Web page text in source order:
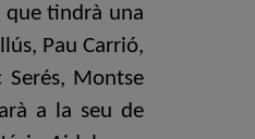
que tindrà una
Pau Carrió,
Serés, Montse
a la seu de